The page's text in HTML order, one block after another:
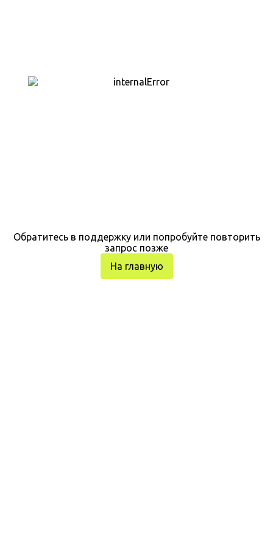
Обратитесь в поддержку или попробуйте повторить
запрос позже
На главную